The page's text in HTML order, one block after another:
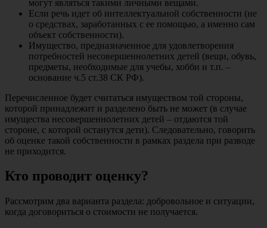
могут являться такими личными вещами.
Если речь идет об интеллектуальной собственности (не
о средствах, заработанных с ее помощью, а именно сам
объект собственности).
Имущество, предназначенное для удовлетворения
потребностей несовершеннолетних детей (вещи, обувь,
предметы, необходимые для учебы, хобби и т.п. –
основание ч.5 ст.38 СК РФ).
Перечисленное будет считаться имуществом той стороны,
которой принадлежит и разделено быть не может (в случае
имущества несовершеннолетних детей – отдаются той
стороне, с которой останутся дети). Следовательно, говорить
об оценке такой собственности в рамках раздела при разводе
не приходится.
Кто проводит оценку?
Рассмотрим два варианта раздела: добровольное и ситуации,
когда договориться о стоимости не получается.